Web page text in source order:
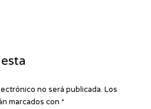
no será publicada. Los
marcados con *